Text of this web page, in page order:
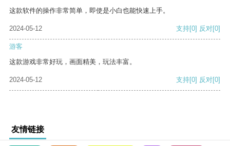
这款软件的操作非常简单，即使是小白也能快速上手。
2024-05-12 支持[0] 反对[0]
游客
这款游戏非常好玩，画面精美，玩法丰富。
2024-05-12 支持[0] 反对[0]
友情链接